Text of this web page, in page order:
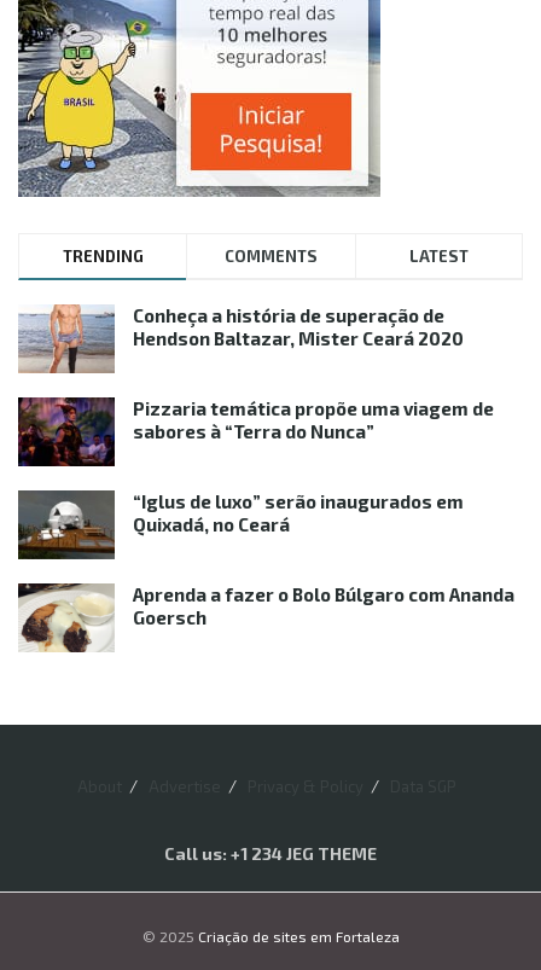
TRENDING COMMENTS LATEST
Conheça a história de superação de
Hendson Baltazar, Mister Ceará 2020
Pizzaria temática propõe uma viagem de
sabores à “Terra do Nunca”
“Iglus de luxo” serão inaugurados em
Quixadá, no Ceará
Aprenda a fazer o Bolo Búlgaro com Ananda
Goersch
Call us: +1 234 JEG THEME
© 2025 Criação de sites em Fortaleza